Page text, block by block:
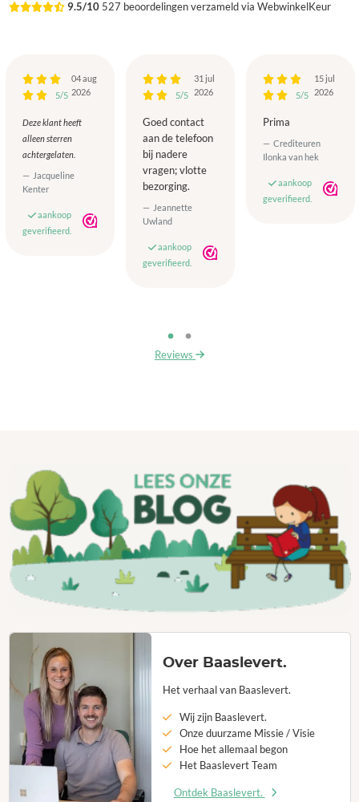
9.5/10 527 beoordelingen verzameld via WebwinkelKeur
5/5
04 aug
2026
Deze klant heeft
alleen sterren
achtergelaten.
Jacqueline
Kenter
aankoop
geverifieerd.
5/5
31 jul
2026
Goed contact
aan de telefoon
bij nadere
vragen; vlotte
bezorging.
Jeannette
Uwland
aankoop
geverifieerd.
5/5
15 jul
2026
Prima
Crediteuren
Ilonka van hek
aankoop
geverifieerd.
Reviews
Over Baaslevert.
Het verhaal van Baaslevert.
Wij zijn Baaslevert.
Onze duurzame Missie / Visie
Hoe het allemaal begon
Het Baaslevert Team
Ontdek Baaslevert.